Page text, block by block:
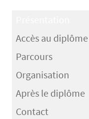
Accès au diplôme
Parcours
Organisation
Après le diplôme
Contact